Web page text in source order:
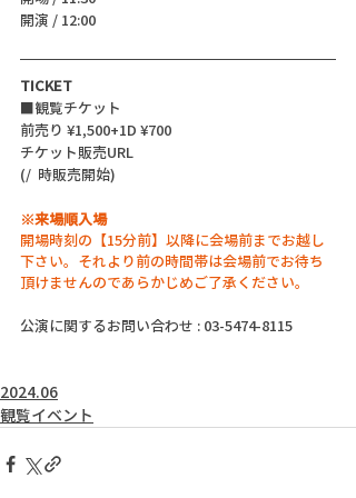
開演 / 12:00
TICKET
■観覧チケット
前売り ¥1,500+1D ¥700
チケット販売URL
(/  時販売開始)
※来場順入場
開場時刻の【15分前】以降に会場前までお越し
下さい。それより前の時間帯は会場前でお待ち
頂けませんのであらかじめご了承ください。
公演に関するお問い合わせ : 03-5474-8115
2024.06
観覧イベント